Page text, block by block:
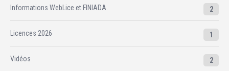
Informations WebLice et FINIADA 2
Licences 2026 1
Vidéos 2